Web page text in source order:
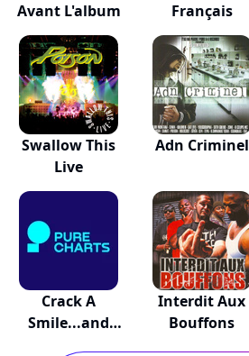
Avant L'album
Français
Swallow This
Live
Adn Criminel
Crack A
Smile...and
Interdit Aux
Bouffons